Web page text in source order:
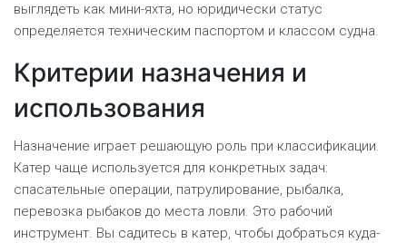
выглядеть как мини-яхта, но юридически статус
определяется техническим паспортом и классом судна.
Критерии назначения и
использования
Назначение играет решающую роль при классификации.
Катер чаще используется для конкретных задач:
спасательные операции, патрулирование, рыбалка,
перевозка рыбаков до места ловли. Это рабочий
инструмент. Вы садитесь в катер, чтобы добраться куда-